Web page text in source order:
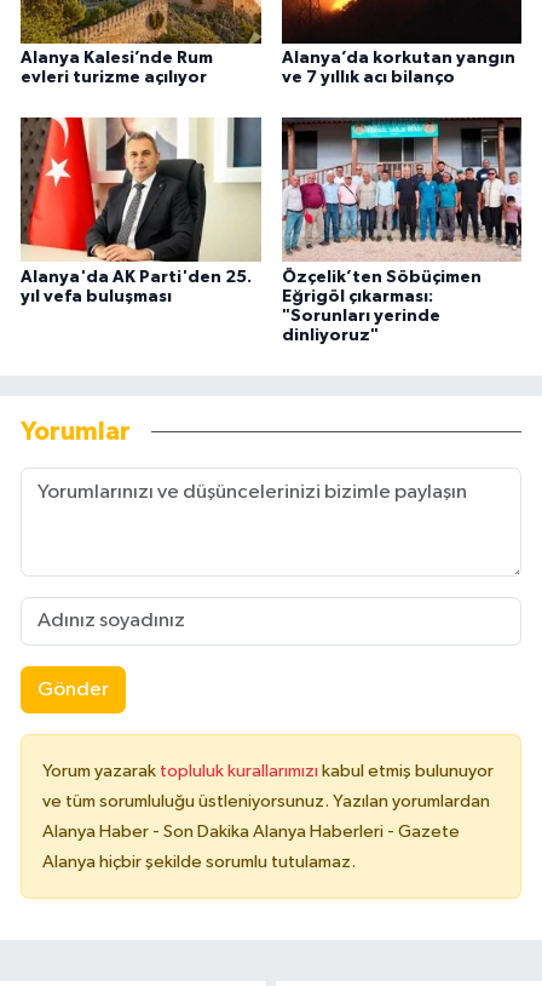
Alanya Kalesi’nde Rum
evleri turizme açılıyor
Alanya’da korkutan yangın
ve 7 yıllık acı bilanço
Alanya'da AK Parti'den 25.
yıl vefa buluşması
Özçelik’ten Söbüçimen
Eğrigöl çıkarması:
"Sorunları yerinde
dinliyoruz"
Yorumlar
Gönder
Yorum yazarak topluluk kurallarımızı kabul etmiş bulunuyor
ve tüm sorumluluğu üstleniyorsunuz. Yazılan yorumlardan
Alanya Haber - Son Dakika Alanya Haberleri - Gazete
Alanya hiçbir şekilde sorumlu tutulamaz.